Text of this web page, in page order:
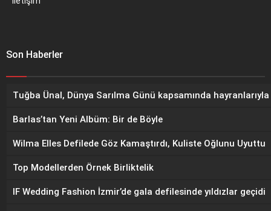
Son Haberler
Tuğba Ünal, Dünya Sarılma Günü kapsamında
Barlas’tan Yeni Albüm: Bir de Böyle
Wilma Elles Defilede Göz Kamaştırdı, Kuliste Oğlunu Uyuttu
Top Modellerden Örnek Birliktelik
IF Wedding Fashion İzmir’de gala defilesinde yıldızlar geçidi